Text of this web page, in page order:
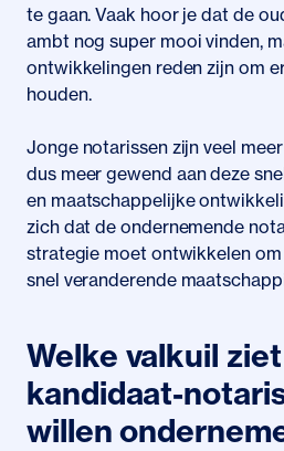
te gaan. Vaak hoor je dat de
ambt nog super mooi vinden,
ontwikkelingen reden zijn om
houden.
Jonge notarissen zijn veel
dus meer gewend aan deze
en maatschappelijke
zich dat de ondernemende
strategie moet ontwikkelen om
snel veranderende
Welke valkuil
kandidaat-
willen